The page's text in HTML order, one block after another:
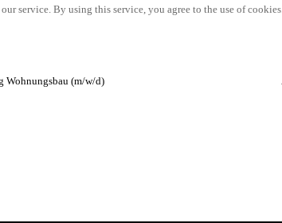
service. By using this service, you agree to the use of
Wohnungsbau (m/w/d)